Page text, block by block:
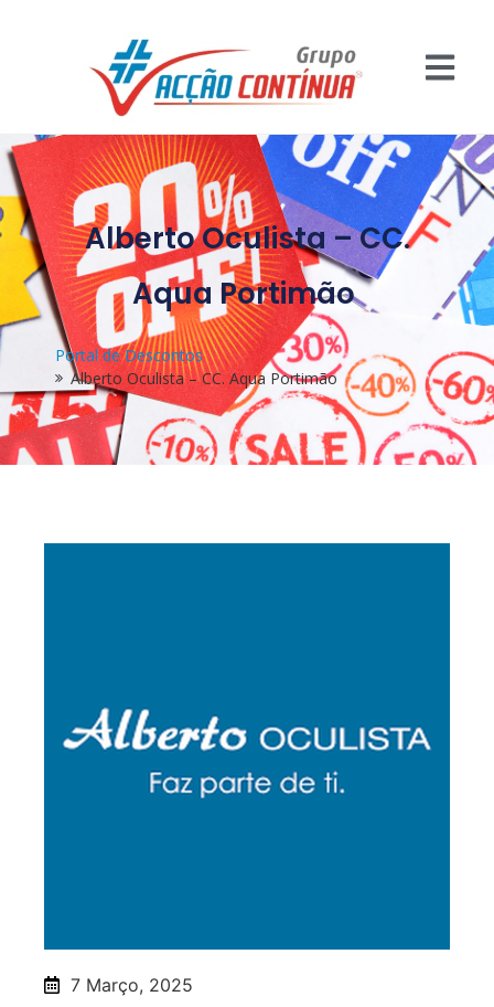
Alberto Oculista – CC.
Aqua Portimão
Portal de Descontos
Alberto Oculista – CC. Aqua Portimão
7 Março, 2025